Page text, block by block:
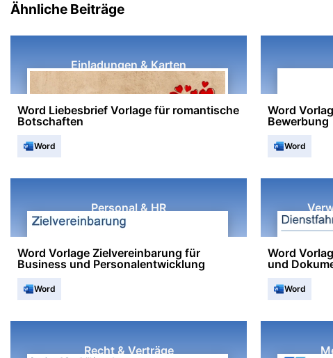
Ähnliche Beiträge
Einladungen & Karten
Word Liebesbrief Vorlage für romantische
Botschaften
Word
Word
Bewerbung
Word
Personal & HR
Word Vorlage Zielvereinbarung für
Business und Personalentwicklung
Word
Word
und
Word
Recht & Verträge